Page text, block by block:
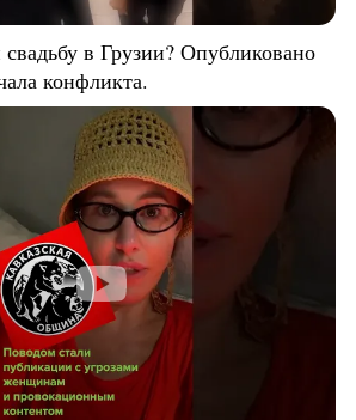
в Грузии? Опубликовано
конфликта.